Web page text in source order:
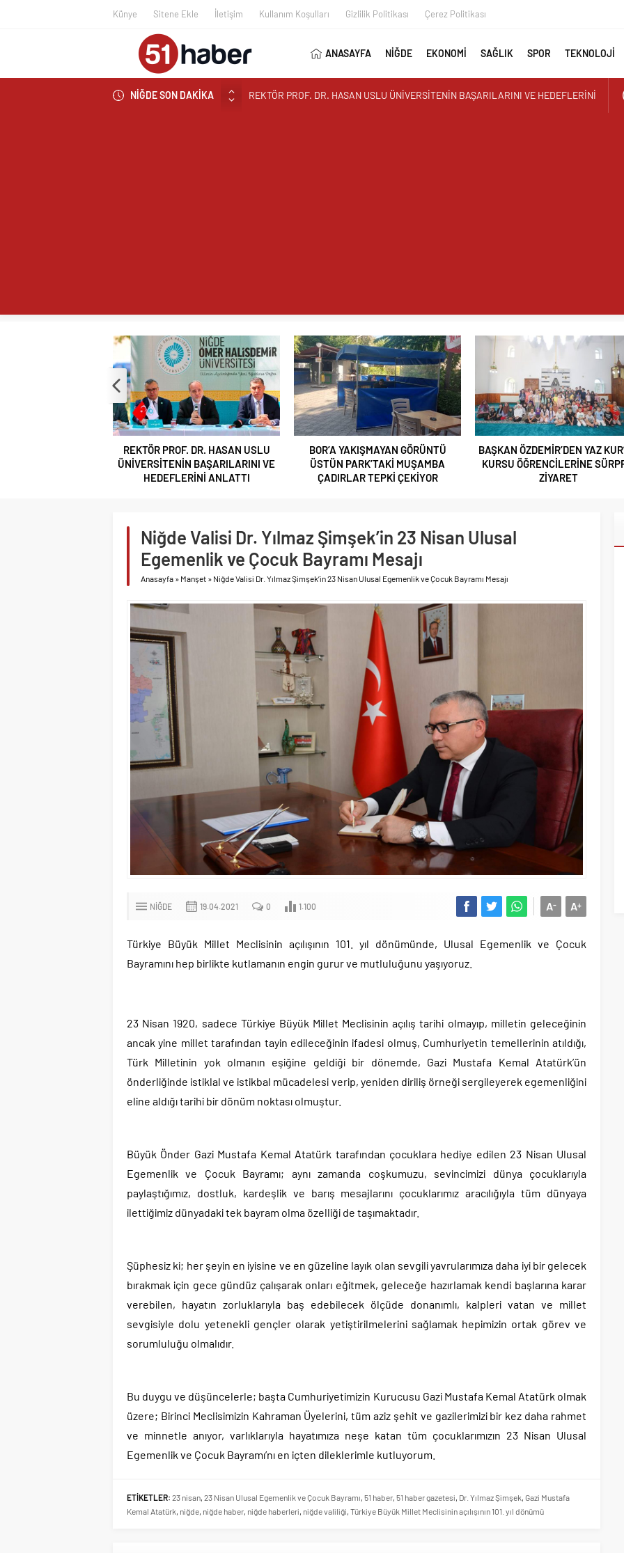
Künye Sitene Ekle İletişim Kullanım Koşulları Gizlilik Politikası Çerez Politikası
ANASAYFA NİĞDE EKONOMİ SAĞLIK SPOR TEKNOLOJİ
NİĞDE SON DAKİKA
BOR’A YAKIŞMAYAN GÖRÜNTÜ ÜSTÜN PARK’TAKİ MUŞAMBA ÇADIRLAR TEPKİ
TAŞA İŞLENEN SELÇUKLU MİRASI NİĞDE’DE YÜKSELİYOR
GÜLERCE KIR BAHÇESİ’NDE 90’LAR RÜZGÂRI ESECEK
BOR VEFASINI GÖSTERDİ
NİĞDE’Yİ KADRAJA TAŞIYAN YARIŞMA SONUÇLANDI
HAYIRSEVER ATIL EKEMEN’DEN EĞİTİME ANLAMLI DESTEK
BAKAN YARDIMCISI ALPASLAN KAVAKLIOĞLU’NUN ACI GÜNÜ
VALİ AKMEŞE ECEMİŞ ÇAYI’NDAKİ BALIK SALIM PROGRAMINA KATILDI
REKTÖR PROF. DR. HASAN USLU ÜNİVERSİTENİN BAŞARILARINI VE HEDEFLERİNİ
ANLATTI
REKTÖR PROF. DR. HASAN USLU
ÜNİVERSİTENİN BAŞARILARINI VE
HEDEFLERİNİ ANLATTI
BOR’A YAKIŞMAYAN GÖRÜNTÜ
ÜSTÜN PARK’TAKİ MUŞAMBA
ÇADIRLAR TEPKİ ÇEKİYOR
BAŞKAN ÖZDEMİR’DEN YAZ
KURSU ÖĞRENCİLERİNE
ZİYARET
Niğde Valisi Dr. Yılmaz Şimşek’in 23 Nisan Ulusal
Egemenlik ve Çocuk Bayramı Mesajı
Anasayfa » Manşet » Niğde Valisi Dr. Yılmaz Şimşek’in 23 Nisan Ulusal Egemenlik ve Çocuk Bayramı Mesajı
NIĞDE 19.04.2021 0 1.100 A+
A-
Türkiye Büyük Millet Meclisinin açılışının 101. yıl dönümünde, Ulusal Egemenlik ve Çocuk
Bayramını hep birlikte kutlamanın engin gurur ve mutluluğunu yaşıyoruz.
23 Nisan 1920, sadece Türkiye Büyük Millet Meclisinin açılış tarihi olmayıp, milletin geleceğinin
ancak yine millet tarafından tayin edileceğinin ifadesi olmuş, Cumhuriyetin temellerinin atıldığı,
Türk Milletinin yok olmanın eşiğine geldiği bir dönemde, Gazi Mustafa Kemal Atatürk’ün
önderliğinde istiklal ve istikbal mücadelesi verip, yeniden diriliş örneği sergileyerek egemenliğini
eline aldığı tarihi bir dönüm noktası olmuştur.
Büyük Önder Gazi Mustafa Kemal Atatürk tarafından çocuklara hediye edilen 23 Nisan Ulusal
Egemenlik ve Çocuk Bayramı; aynı zamanda coşkumuzu, sevincimizi dünya çocuklarıyla
paylaştığımız, dostluk, kardeşlik ve barış mesajlarını çocuklarımız aracılığıyla tüm dünyaya
ilettiğimiz dünyadaki tek bayram olma özelliği de taşımaktadır.
Şüphesiz ki; her şeyin en iyisine ve en güzeline layık olan sevgili yavrularımıza daha iyi bir gelecek
bırakmak için gece gündüz çalışarak onları eğitmek, geleceğe hazırlamak kendi başlarına karar
verebilen, hayatın zorluklarıyla baş edebilecek ölçüde donanımlı, kalpleri vatan ve millet
sevgisiyle dolu yetenekli gençler olarak yetiştirilmelerini sağlamak hepimizin ortak görev ve
sorumluluğu olmalıdır.
Bu duygu ve düşüncelerle; başta Cumhuriyetimizin Kurucusu Gazi Mustafa Kemal Atatürk olmak
üzere; Birinci Meclisimizin Kahraman Üyelerini, tüm aziz şehit ve gazilerimizi bir kez daha rahmet
ve minnetle anıyor, varlıklarıyla hayatımıza neşe katan tüm çocuklarımızın 23 Nisan Ulusal
Egemenlik ve Çocuk Bayramı’nı en içten dileklerimle kutluyorum.
ETİKETLER: 23 nisan, 23 Nisan Ulusal Egemenlik ve Çocuk Bayramı, 51 haber, 51 haber gazetesi, Dr. Yılmaz Şimşek, Gazi Mustafa
Kemal Atatürk, niğde, niğde haber, niğde haberleri, niğde valiliği, Türkiye Büyük Millet Meclisinin açılışının 101. yıl dönümü